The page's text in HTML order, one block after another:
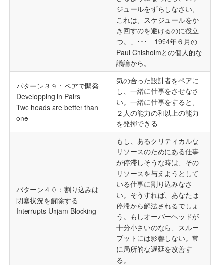
ジュールをずらしなさい。
これは、スケジュールをか
き回すのを避けるのに役立
つ。」･･･ 1994年６月の
Paul Chisholmとの個人的な
議論から。
パターン３９：ペアで開発
Developping in Pairs
Two heads are better than
one
気の合った設計者をペアに
し、一緒に仕事をさせなさ
い。一緒に仕事をすると、
２人の能力の和以上の能力
を発揮できる
パターン４０：割り込みは
閉塞状況を解除する
Interrupts Unjam Blocking
もし、あるクリティカルな
リソースのためにある仕事
が停滞しそうな時は、その
リソースを与えようとして
いる仕事に割り込みなさ
い。そうすれば、あなたは
停滞から解法されるでしょ
う。もしオーバーヘッドが
十分小さいのなら、スルー
プットには影響しない。常
に局所的な遅延を改善す
る。